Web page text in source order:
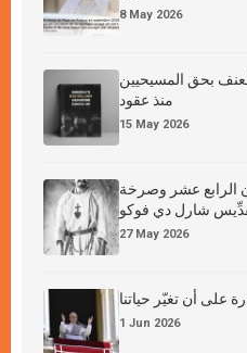
8 May 2026
بحق المسيحيين
منذ عقود
15 May 2026
الرابع عشر وصرخة
شارل دي فوكو
27 May 2026
على أن تغيّر حياتنا
1 Jun 2026